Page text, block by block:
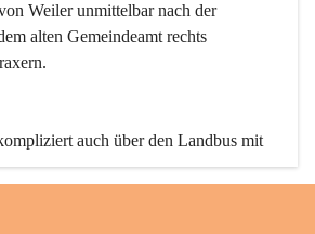
Weiler unmittelbar nach der
alten Gemeindeamt rechts
auch über den Landbus mit
zu erreichen. Die Linie